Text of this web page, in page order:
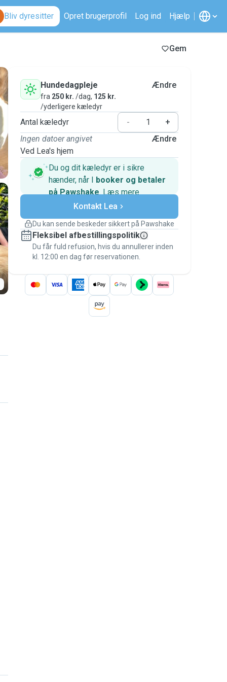
Bliv dyresitter Opret brugerprofil Log ind Hjælp
Gem
Hundedagpleje
fra 250 kr. /dag, 125 kr.
/yderligere kæledyr
Ændre
Antal kæledyr -
+
Ingen datoer angivet
Ved Lea's hjem
Ændre
Du og dit kæledyr er i sikre
hænder, når I booker og betaler
på Pawshake. Læs mere
Sikre betalinger
Support, hvis planerne ændrer
Dækkede bookinger
Hold alt på Pawshake – fra den første
besked til betalingen – for at være dækket
af Pawshake-garantien.
Kontakt Lea
Du kan sende beskeder sikkert på Pawshake
Fleksibel afbestillingspolitik
Du får fuld refusion, hvis du annullerer inden
kl. 12:00 en dag før reservationen.